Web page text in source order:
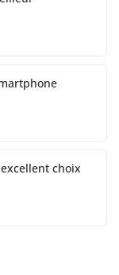
excellent choix